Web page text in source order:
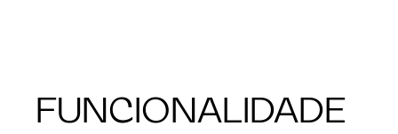
FUNCIONALIDADE